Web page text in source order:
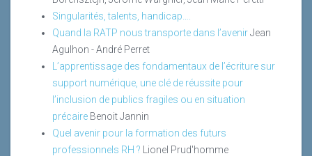
Singularités, talents, handicap….
Quand la RATP nous transporte dans l’avenirJean
Agulhon - André Perret
L’apprentissage des fondamentaux de l’écriture sur
support numérique, une clé de réussite pour
l’inclusion de publics fragiles ou en situation
précaire Benoit Jannin
Quel avenir pour la formation des futurs
professionnels RH ? Lionel Prud'homme